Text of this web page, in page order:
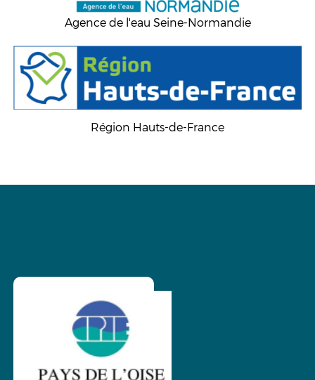
Agence de l'eau Seine-Normandie
Région Hauts-de-France